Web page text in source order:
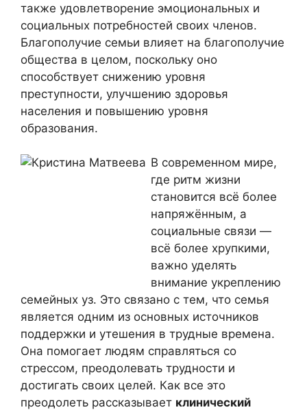
также удовлетворение эмоциональных и
социальных потребностей своих членов.
Благополучие семьи влияет на благополучие
общества в целом, поскольку оно
способствует снижению уровня
преступности, улучшению здоровья
населения и повышению уровня
образования.
В современном мире,
где ритм жизни
становится всё более
напряжённым, а
социальные связи —
всё более хрупкими,
важно уделять
внимание укреплению
семейных уз. Это связано с тем, что семья
является одним из основных источников
поддержки и утешения в трудные времена.
Она помогает людям справляться со
стрессом, преодолевать трудности и
достигать своих целей. Как все это
преодолеть рассказывает клинический